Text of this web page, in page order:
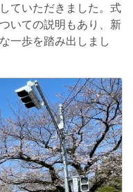
ていただきました。式
いての説明もあり、新
一歩を踏み出しまし